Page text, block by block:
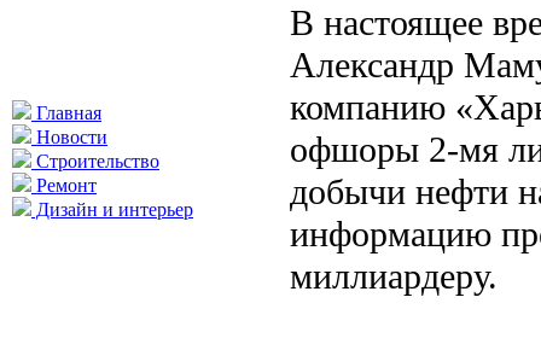
Главная
Новости
Строительство
Ремонт
Дизайн и интерьер
В настоящее
Александр
компанию
офшоры 2-мя
добычи нефти
информацию
миллиардеру.